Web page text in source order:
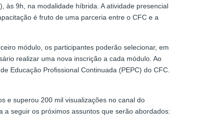
às 9h, na modalidade híbrida. A atividade presencial
é fruto de uma parceria entre o CFC e a
módulo, os participantes poderão selecionar, em
realizar uma nova inscrição a cada módulo. Ao
Educação Profissional Continuada (PEPC) do CFC.
e superou 200 mil visualizações no canal do
a seguir os próximos assuntos que serão abordados: